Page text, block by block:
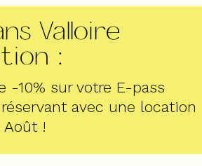
Valloire
:
-10% sur votre E-pass
avec une location
!